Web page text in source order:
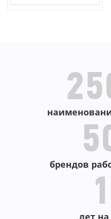
брендов
лет